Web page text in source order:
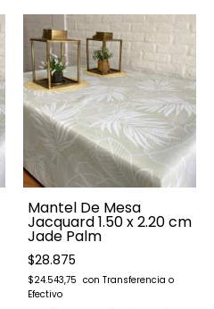
Mantel De Mesa
Jacquard 1.50 x 2.20 cm
Jade Palm
$28.875
$24.543,75